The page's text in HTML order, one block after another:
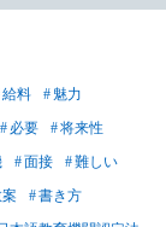
給料
魅力
必要
将来性
面接
難しい
書き方